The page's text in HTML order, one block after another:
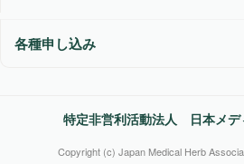
各種申し込み
特定非営利活動法人 日本メデ
Copyright (c) Japan Medical Herb